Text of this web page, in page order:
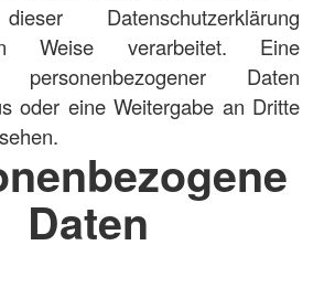
Datenschutzerklärung
Weise verarbeitet. Eine
personenbezogener Daten
oder eine Weitergabe an Dritte
Daten